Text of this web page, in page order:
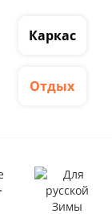
Каркас
Отдых